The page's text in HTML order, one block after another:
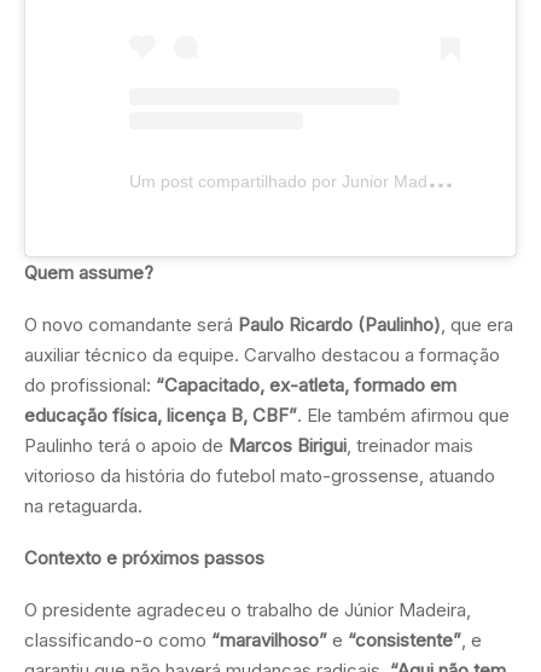
U
m post compartilhado por Junior Madeira (@jrmadeira01)
Quem assume?
O novo comandante será Paulo Ricardo (Paulinho), que era
auxiliar técnico da equipe. Carvalho destacou a formação
do profissional: “Capacitado, ex-atleta, formado em
educação física, licença B, CBF”. Ele também afirmou que
Paulinho terá o apoio de Marcos Birigui, treinador mais
vitorioso da história do futebol mato-grossense, atuando
na retaguarda.
Contexto e próximos passos
O presidente agradeceu o trabalho de Júnior Madeira,
classificando-o como “maravilhoso” e “consistente”, e